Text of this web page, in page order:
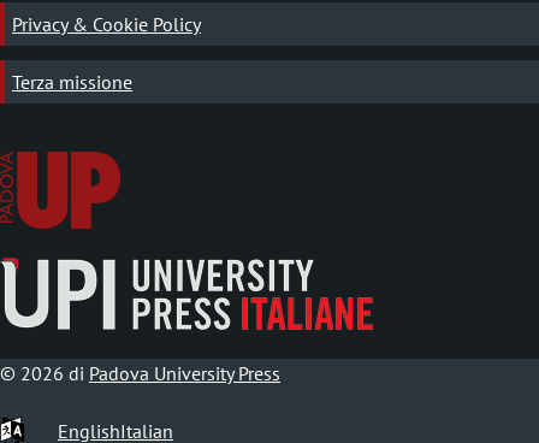
Privacy & Cookie Policy
Terza missione
© 2026 di Padova University Press
EnglishItalian